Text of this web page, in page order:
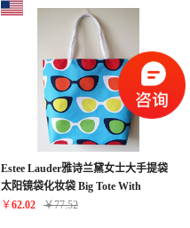
Estee Lauder雅诗兰黛女士大手提袋
太阳镜袋化妆袋 Big Tote With
Sunglass Pouch
￥62.02 ￥77.52